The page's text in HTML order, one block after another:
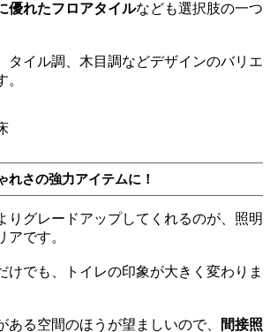
優れたフロアタイルなども選択肢の一つ
タイル調、木目調などデザインのバリエ
れさの強力アイテムに！
りグレードアップしてくれるのが、照明
アです。
けでも、トイレの印象が大きく変わりま
ある空間のほうが望ましいので、
間接照